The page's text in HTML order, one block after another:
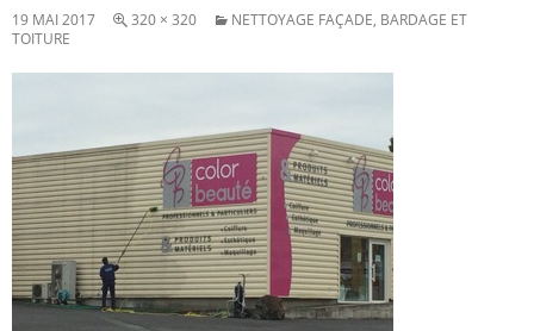
19 MAI 2017 320 × 320
NETTOYAGE FAÇADE, BARDAGE ET
TOITURE